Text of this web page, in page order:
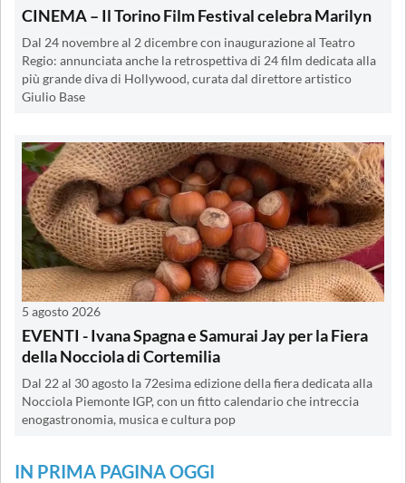
CINEMA – Il Torino Film Festival celebra Marilyn
Dal 24 novembre al 2 dicembre con inaugurazione al Teatro
Regio: annunciata anche la retrospettiva di 24 film dedicata alla
più grande diva di Hollywood, curata dal direttore artistico
Giulio Base
5 agosto 2026
EVENTI - Ivana Spagna e Samurai Jay per la Fiera
della Nocciola di Cortemilia
Dal 22 al 30 agosto la 72esima edizione della fiera dedicata alla
Nocciola Piemonte IGP, con un fitto calendario che intreccia
enogastronomia, musica e cultura pop
IN PRIMA PAGINA OGGI